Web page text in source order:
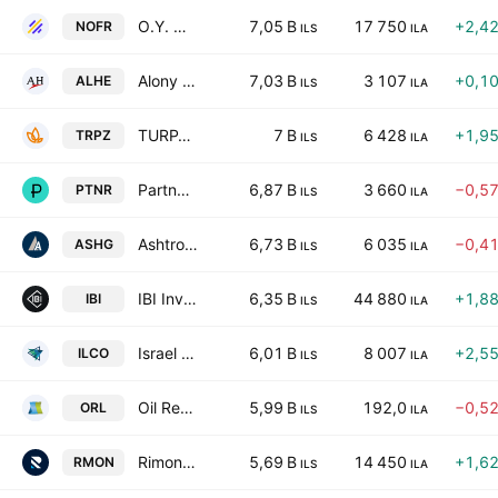
NOFR O.Y. NOFAR ENERGY LTD 7,05 B ILS 17 750 ILA
ALHE Alony Hetz Properties & Investments Ltd. 7,03 B ILS 3 107 ILA
TRPZ TURPAZ INDUSTRIES LTD 7 B ILS 6 428 ILA
PTNR Partner Communications Co. Ltd. 6,87 B ILS 3 660 ILA
ASHG Ashtrom Group Ltd. 6,73 B ILS 6 035 ILA
IBI IBI Investment House Ltd. 6,35 B ILS 44 880 ILA
ILCO Israel Corporation Ltd. 6,01 B ILS 8 007 ILA
ORL Oil Refineries Ltd. 5,99 B ILS 192,0 ILA
RMON Rimon Consulting & Management Services Ltd. 5,69 B ILS 14 450 ILA